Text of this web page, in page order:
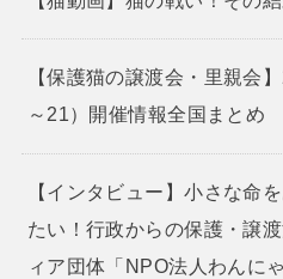
【保護猫の譲渡会・里親会
～21）開催情報全国まとめ
【インタビュー】小さな命
たい！行政からの保護・譲
ィア団体「NPO法人わんに